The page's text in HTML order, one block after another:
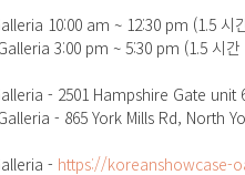
10:00 am ~ 12:30 pm (1.5
Galleria 3:00 pm ~ 5:30 pm (1.5 시
- 2501 Hampshire Gate
Galleria - 865 York Mills Rd,
-
https://koreanshowcase-